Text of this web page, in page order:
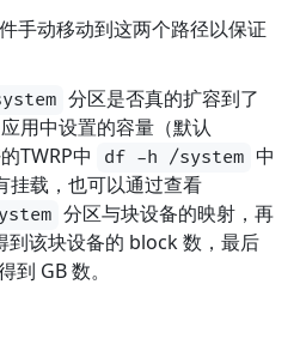
手动移动到这两个路径以保证
分区是否真的扩容到了
应用中设置的容量（默认
TWRP中
df -h /system 中
挂载，也可以通过查看
分区与块设备的映射，再
到该块设备的 block 数，最后
GB 数。